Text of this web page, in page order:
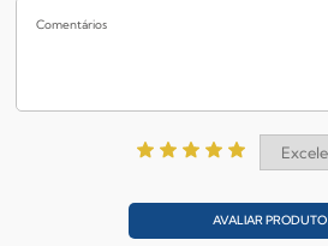
AVALIAR PRODUTO